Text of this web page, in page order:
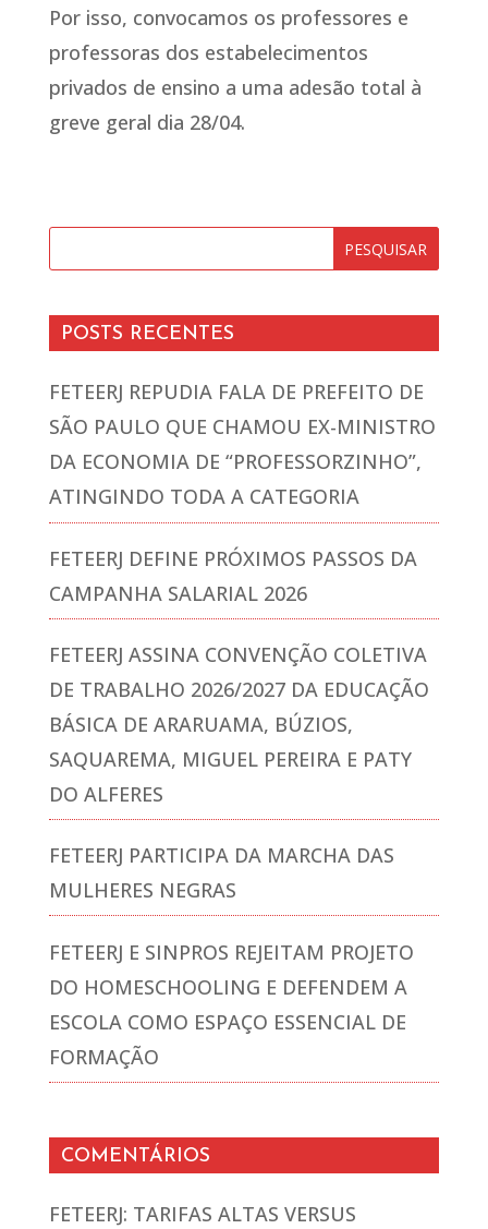
Por isso, convocamos os professores e
professoras dos estabelecimentos
privados de ensino a uma adesão total à
greve geral dia 28/04.
POSTS RECENTES
FETEERJ REPUDIA FALA DE PREFEITO DE
SÃO PAULO QUE CHAMOU EX-MINISTRO
DA ECONOMIA DE “PROFESSORZINHO”,
ATINGINDO TODA A CATEGORIA
FETEERJ DEFINE PRÓXIMOS PASSOS DA
CAMPANHA SALARIAL 2026
FETEERJ ASSINA CONVENÇÃO COLETIVA
DE TRABALHO 2026/2027 DA EDUCAÇÃO
BÁSICA DE ARARUAMA, BÚZIOS,
SAQUAREMA, MIGUEL PEREIRA E PATY
DO ALFERES
FETEERJ PARTICIPA DA MARCHA DAS
MULHERES NEGRAS
FETEERJ E SINPROS REJEITAM PROJETO
DO HOMESCHOOLING E DEFENDEM A
ESCOLA COMO ESPAÇO ESSENCIAL DE
FORMAÇÃO
COMENTÁRIOS
FETEERJ: TARIFAS ALTAS VERSUS